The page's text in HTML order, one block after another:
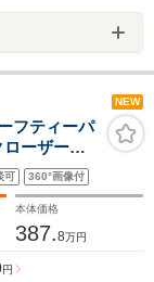
NEW
フティーパ
ローザー
ーター 電
ー 禁煙
可 360°画像付
本体価格
387.8万円
円